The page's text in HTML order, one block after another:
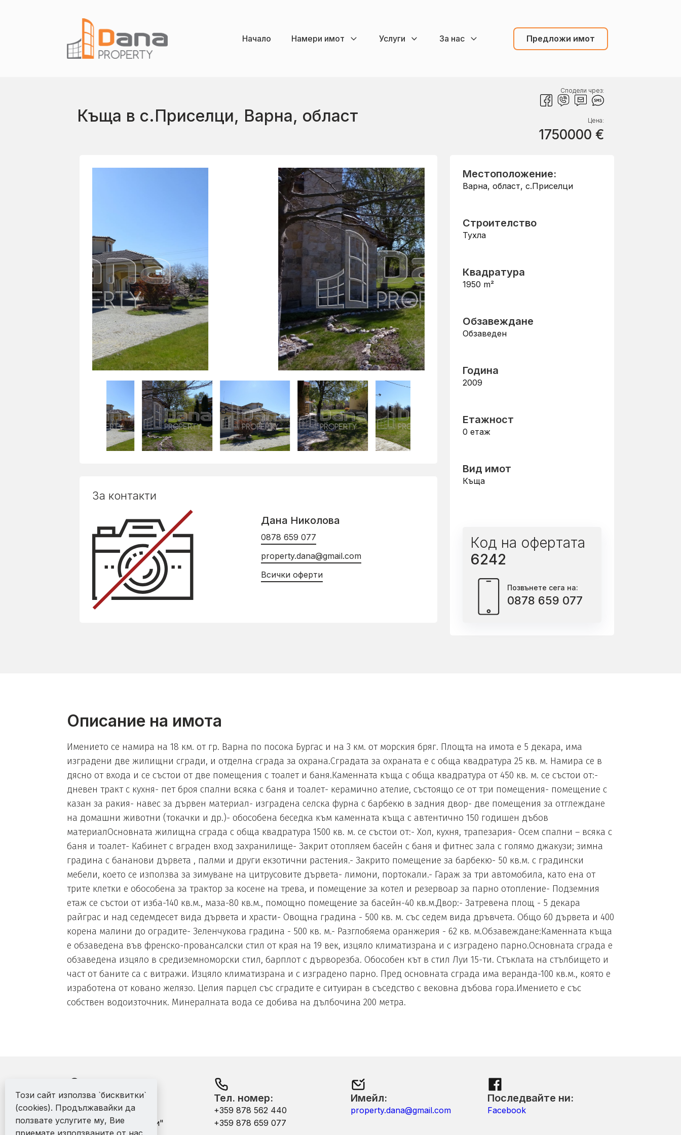
Начало Намери имот Услуги За нас Предложи имот
Къща в с.Приселци, Варна, област
Сподели чрез:
Цена:
1750000 €
За контакти
Дана Николова
0878 659 077
property.dana@gmail.com
Всички оферти
Местоположение:
Варна, област, с.Приселци
Строителство
Тухла
Квадратура
1950 m²
Обзавеждане
Обзаведен
Година
2009
Етажност
0 етаж
Вид имот
Къща
Код на офертата
6242
Позвънете сега на:
0878 659 077
Описание на имота
Имението се намира на 18 км. от гр. Варна по посока Бургас и на 3 км. от морския бряг. Площта на имота е 5 декара, има
изградени две жилищни сгради, и отделна сграда за охрана.Сградата за охраната е с обща квадратура 25 кв. м. Намира се в
дясно от входа и се състои от две помещения с тоалет и баня.Каменната къща с обща квадратура от 450 кв. м. се състои от:-
дневен тракт с кухня- пет броя спални всяка с баня и тоалет- керамично ателие, състоящо се от три помещения- помещение с
казан за ракия- навес за дървен материал- изградена селска фурна с барбекю в задния двор- две помещения за отглеждане
на домашни животни (токачки и др.)- обособена беседка към каменната къща с автентично 150 годишен дъбов
материалОсновната жилищна сграда с обща квадратура 1500 кв. м. се състои от:- Хол, кухня, трапезария- Осем спални – всяка с
баня и тоалет- Кабинет с вграден вход захранилище- Закрит отопляем басейн с баня и фитнес зала с голямо джакузи; зимна
градина с бананови дървета , палми и други екзотични растения.- Закрито помещение за барбекю- 50 кв.м. с градински
мебели, което се използва за зимуване на цитрусовите дървета- лимони, портокали.- Гараж за три автомобила, като ена от
трите клетки е обособена за трактор за косене на трева, и помещение за котел и резервоар за парно отопление- Подземния
етаж се състои от изба-140 кв.м., маза-80 кв.м., помощно помещение за басейн-40 кв.м.Двор:- Затревена площ - 5 декара
райграс и над седемдесет вида дървета и храсти- Овощна градина - 500 кв. м. със седем вида дръвчета. Общо 60 дървета и 400
корена малини до оградите- Зеленчукова градина - 500 кв. м.- Разглобяема оранжерия - 62 кв. м.Обзавеждане:Каменната къща
е обзаведена във френско-провансалски стил от края на 19 век, изцяло климатизрана и с изградено парно.Основната сграда е
обзаведена изцяло в средиземноморски стил, барплот с дърворезба. Обособен кът в стил Луи 15-ти. Стъклата на стълбището и
част от баните са с витражи. Изцяло климатизрана и с изградено парно. Пред основната сграда има веранда-100 кв.м., която е
изработена от ковано желязо. Целия парцел със сградите е ситуиран в съседство с вековна дъбова гора.Имението е със
собствен водоизточник. Минералната вода се добива на дълбочина 200 метра.
Адрес:
офис - гр. Варна ул.
"Никола Михайловски"
Тел. номер:
+359 878 562 440
+359 878 659 077
Имейл:
property.dana@gmail.com
Последвайте ни:
Facebook
Този сайт използва `бисквитки`
(cookies). Продължавайки да
ползвате услугите му, Вие
приемате използваните от нас